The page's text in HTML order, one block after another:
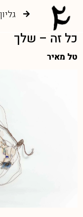
גליון 7 | תיקון לילה
כל זה – שלך
טל מאיר